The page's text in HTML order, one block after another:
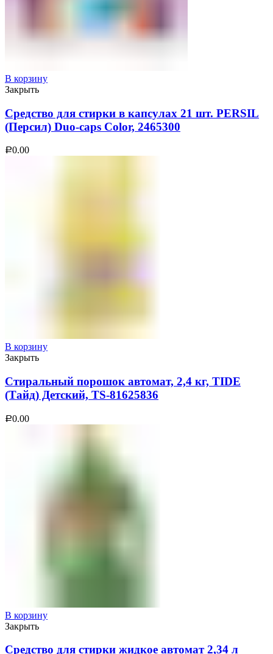
В корзину
Закрыть
Средство для стирки в капсулах 21 шт. PERSIL
(Персил) Duo-caps Color, 2465300
Р0.00
В корзину
Закрыть
Стиральный порошок автомат, 2,4 кг, TIDE
(Тайд) Детский, TS-81625836
Р0.00
В корзину
Закрыть
Средство для стирки жидкое автомат 2,34 л